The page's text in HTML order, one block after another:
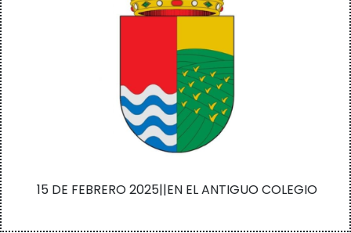
15 DE FEBRERO 2025||EN EL ANTIGUO COLEGIO